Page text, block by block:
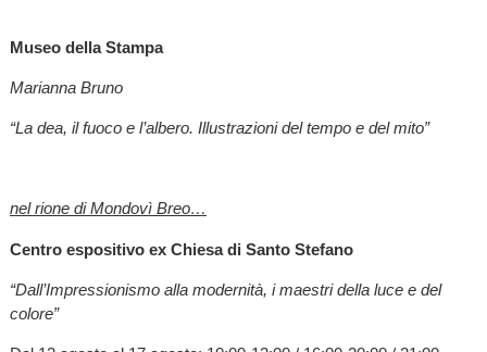
Museo della Stampa
Marianna Bruno
“La dea, il fuoco e l’albero. Illustrazioni del tempo e del mito”
nel rione di Mondovì Breo…
Centro espositivo ex Chiesa di Santo Stefano
“Dall’Impressionismo alla modernità, i maestri della luce e del
colore”